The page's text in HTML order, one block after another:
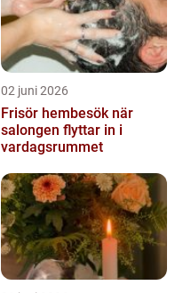
02 juni 2026
Frisör hembesök när
salongen flyttar in i
vardagsrummet